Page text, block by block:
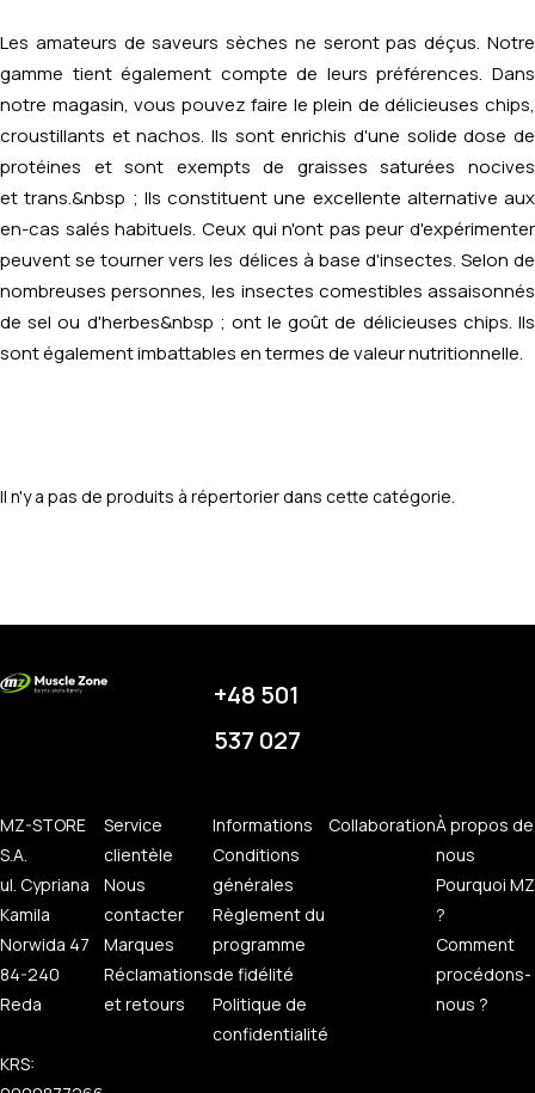
Les amateurs de saveurs sèches ne seront pas déçus. Notre
gamme tient également compte de leurs préférences. Dans
notre magasin, vous pouvez faire le plein de délicieuses chips,
croustillants et nachos. Ils sont enrichis d'une solide dose de
protéines et sont exempts de graisses saturées nocives
ettrans .&nbsp ; Ils constituent une excellente alternative aux
en-cas salés habituels. Ceux qui n'ont pas peur d'expérimenter
peuvent se tourner vers les délices à base d'insectes. Selon de
nombreuses personnes, les insectes comestibles assaisonnés
de sel ou d'herbes&nbsp ; ont le goût de délicieuses chips. Ils
sont également imbattables en termes de valeur nutritionnelle.
Il n'y a pas de produits à répertorier dans cette catégorie.
+48 501
537 027
MZ-STORE
S.A.
ul. Cypriana
Kamila
Norwida 47
84-240
Reda
KRS:
Service
clientèle
Nous
contacter
Marques
Réclamations
et retours
Informations
Conditions
générales
Règlement du
programme
de fidélité
Politique de
confidentialité
CollaborationÀ propos de
nous
Pourquoi MZ
?
Comment
procédons-
nous ?